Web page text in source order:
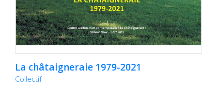
La châtaigneraie 1979-2021
Collectif